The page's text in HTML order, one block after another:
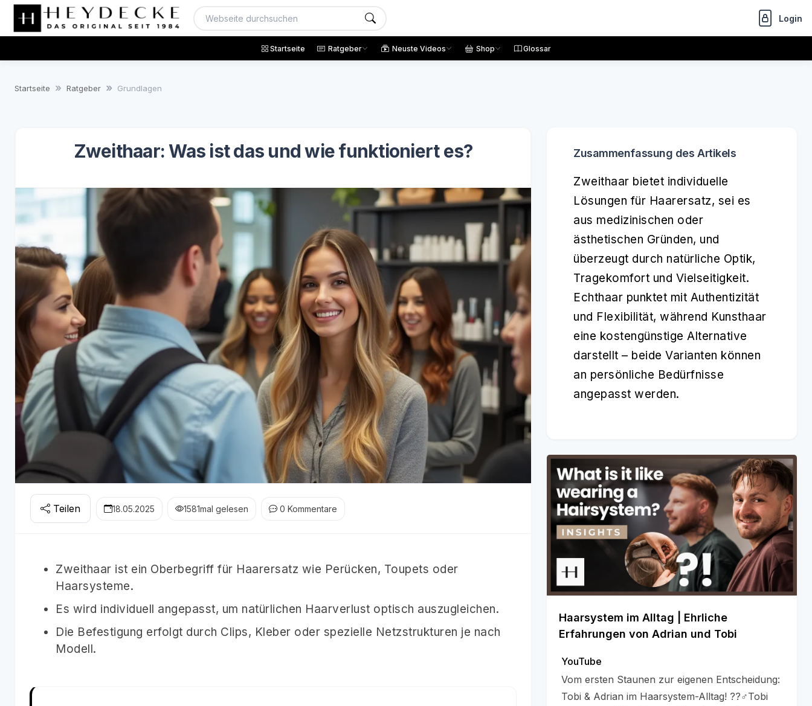
Login
Startseite Ratgeber Neuste Videos Shop Glossar
Startseite Ratgeber Grundlagen
Zweithaar: Was ist das und wie funktioniert es?
Teilen 18.05.2025 1581mal gelesen 0 Kommentare
Zweithaar ist ein Oberbegriff für Haarersatz wie Perücken, Toupets oder
Haarsysteme.
Es wird individuell angepasst, um natürlichen Haarverlust optisch auszugleichen.
Die Befestigung erfolgt durch Clips, Kleber oder spezielle Netzstrukturen je nach
Modell.
Zusammenfassung des Artikels
Zweithaar bietet individuelle
Lösungen für Haarersatz, sei es
aus medizinischen oder
ästhetischen Gründen, und
überzeugt durch natürliche Optik,
Tragekomfort und Vielseitigkeit.
Echthaar punktet mit Authentizität
und Flexibilität, während Kunsthaar
eine kostengünstige Alternative
darstellt – beide Varianten können
an persönliche Bedürfnisse
angepasst werden.
Haarsystem im Alltag | Ehrliche
Erfahrungen von Adrian und Tobi
YouTube
Vom ersten Staunen zur eigenen Entscheidung:
Tobi & Adrian im Haarsystem-Alltag! ??‍♂️Tobi